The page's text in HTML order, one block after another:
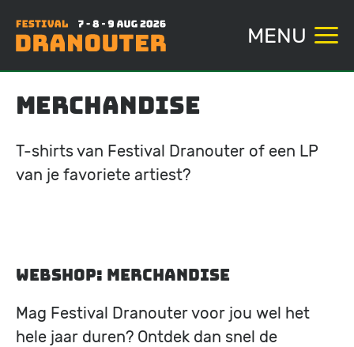
inhoud
MENU
Merchandise
T-shirts van Festival Dranouter of een LP
van je favoriete artiest?
Webshop: Merchandise
Mag Festival Dranouter voor jou wel het
hele jaar duren? Ontdek dan snel de